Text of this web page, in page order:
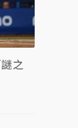
之